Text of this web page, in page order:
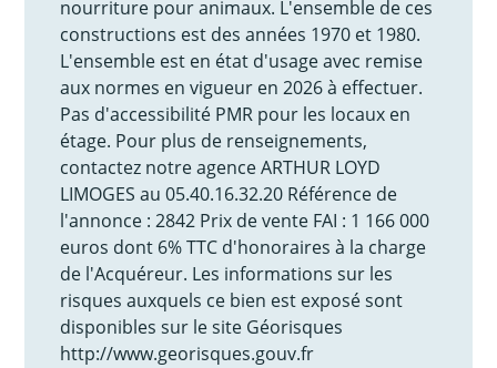
nourriture pour animaux. L'ensemble de ces
constructions est des années 1970 et 1980.
L'ensemble est en état d'usage avec remise
aux normes en vigueur en 2026 à effectuer.
Pas d'accessibilité PMR pour les locaux en
étage. Pour plus de renseignements,
contactez notre agence ARTHUR LOYD
LIMOGES au 05.40.16.32.20 Référence de
l'annonce : 2842 Prix de vente FAI : 1 166 000
euros dont 6% TTC d'honoraires à la charge
de l'Acquéreur. Les informations sur les
risques auxquels ce bien est exposé sont
disponibles sur le site Géorisques
http://www.georisques.gouv.fr